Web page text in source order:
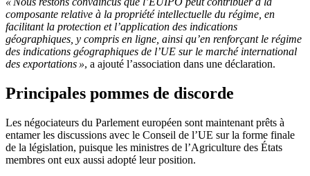
composante relative à la propriété intellectuelle du régime, en
facilitant la protection et l’application des indications
géographiques, y compris en ligne, ainsi qu’en renforçant le régime
des indications géographiques de l’UE sur le marché international
des exportations », a ajouté l’association dans une déclaration.
Principales pommes de discorde
Les négociateurs du Parlement européen sont maintenant prêts à
entamer les discussions avec le Conseil de l’UE sur la forme finale
de la législation, puisque les ministres de l’Agriculture des États
membres ont eux aussi adopté leur position.